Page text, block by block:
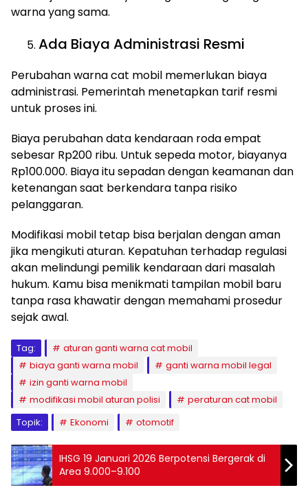
warna yang sama.
Ada Biaya Administrasi Resmi
Perubahan warna cat mobil memerlukan biaya
administrasi. Pemerintah menetapkan tarif resmi
untuk proses ini.
Biaya perubahan data kendaraan roda empat
sebesar Rp200 ribu. Untuk sepeda motor, biayanya
Rp100.000. Biaya itu sepadan dengan keamanan dan
ketenangan saat berkendara tanpa risiko
pelanggaran.
Modifikasi mobil tetap bisa berjalan dengan aman
jika mengikuti aturan. Kepatuhan terhadap regulasi
akan melindungi pemilik kendaraan dari masalah
hukum. Kamu bisa menikmati tampilan mobil baru
tanpa rasa khawatir dengan memahami prosedur
sejak awal.
Tag:
aturan ganti warna cat mobil
biaya ganti warna mobil
ganti warna mobil legal
izin ganti warna mobil
modifikasi mobil aturan polisi
peraturan cat mobil
Topik:
Ekonomi otomotif
IHSG 19 Januari 2026 Berpotensi Bergerak di
Area 9.000–9.100